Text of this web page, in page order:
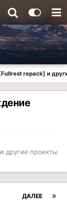
repack] и
другие проекты
ДАЛЕЕ